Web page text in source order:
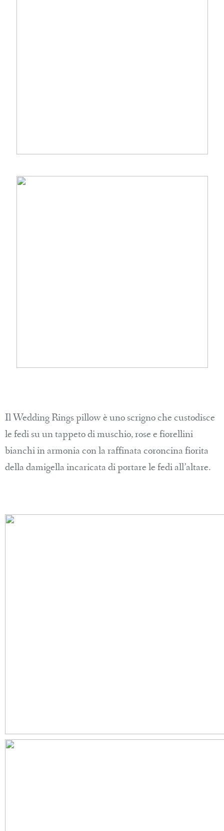
Il Wedding Rings pillow è uno scrigno che custodisce
le fedi su un tappeto di muschio, rose e fiorellini
bianchi in armonia con la raffinata coroncina fiorita
della damigella incaricata di portare le fedi all’altare.